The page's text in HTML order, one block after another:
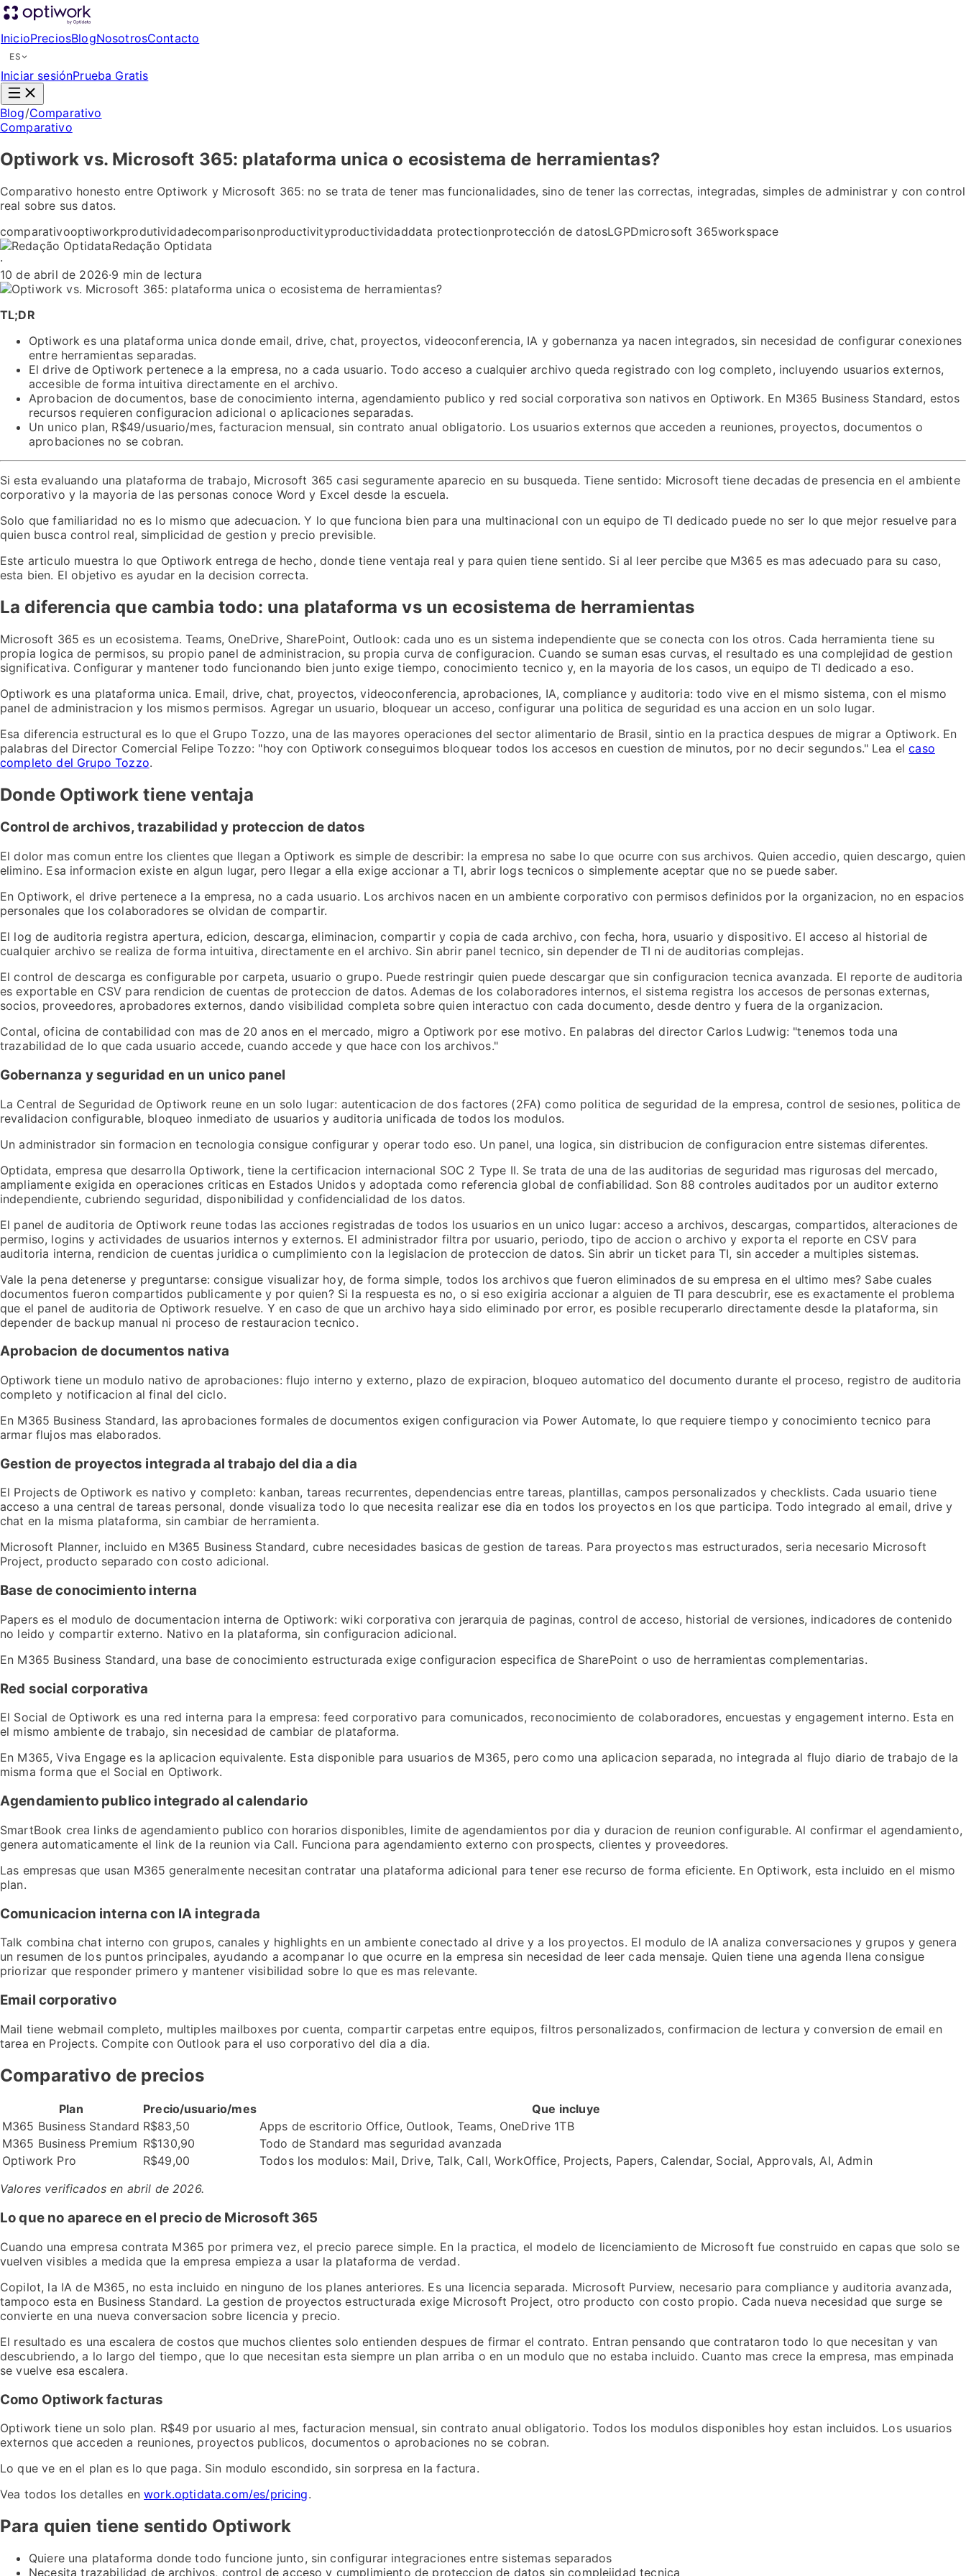
InicioPreciosBlogNosotrosContacto
ES
Iniciar sesiónPrueba Gratis
Blog/Comparativo
Comparativo
Optiwork vs. Microsoft 365: plataforma unica o ecosistema de herramientas?
Comparativo honesto entre Optiwork y Microsoft 365: no se trata de tener mas funcionalidades, sino de tener las correctas, integradas, simples de administrar y con control
real sobre sus datos.
comparativooptiworkprodutividadecomparisonproductivityproductividaddata protectionprotección de datosLGPDmicrosoft 365workspace
Redação Optidata
·
10 de abril de 2026·9 min de lectura
TL;DR
Optiwork es una plataforma unica donde email, drive, chat, proyectos, videoconferencia, IA y gobernanza ya nacen integrados, sin necesidad de configurar conexiones
entre herramientas separadas.
El drive de Optiwork pertenece a la empresa, no a cada usuario. Todo acceso a cualquier archivo queda registrado con log completo, incluyendo usuarios externos,
accesible de forma intuitiva directamente en el archivo.
Aprobacion de documentos, base de conocimiento interna, agendamiento publico y red social corporativa son nativos en Optiwork. En M365 Business Standard, estos
recursos requieren configuracion adicional o aplicaciones separadas.
Un unico plan, R$49/usuario/mes, facturacion mensual, sin contrato anual obligatorio. Los usuarios externos que acceden a reuniones, proyectos, documentos o
aprobaciones no se cobran.
Si esta evaluando una plataforma de trabajo, Microsoft 365 casi seguramente aparecio en su busqueda. Tiene sentido: Microsoft tiene decadas de presencia en el ambiente
corporativo y la mayoria de las personas conoce Word y Excel desde la escuela.
Solo que familiaridad no es lo mismo que adecuacion. Y lo que funciona bien para una multinacional con un equipo de TI dedicado puede no ser lo que mejor resuelve para
quien busca control real, simplicidad de gestion y precio previsible.
Este articulo muestra lo que Optiwork entrega de hecho, donde tiene ventaja real y para quien tiene sentido. Si al leer percibe que M365 es mas adecuado para su caso,
esta bien. El objetivo es ayudar en la decision correcta.
La diferencia que cambia todo: una plataforma vs un ecosistema de herramientas
Microsoft 365 es un ecosistema. Teams, OneDrive, SharePoint, Outlook: cada uno es un sistema independiente que se conecta con los otros. Cada herramienta tiene su
propia logica de permisos, su propio panel de administracion, su propia curva de configuracion. Cuando se suman esas curvas, el resultado es una complejidad de gestion
significativa. Configurar y mantener todo funcionando bien junto exige tiempo, conocimiento tecnico y, en la mayoria de los casos, un equipo de TI dedicado a eso.
Optiwork es una plataforma unica. Email, drive, chat, proyectos, videoconferencia, aprobaciones, IA, compliance y auditoria: todo vive en el mismo sistema, con el mismo
panel de administracion y los mismos permisos. Agregar un usuario, bloquear un acceso, configurar una politica de seguridad es una accion en un solo lugar.
Esa diferencia estructural es lo que el Grupo Tozzo, una de las mayores operaciones del sector alimentario de Brasil, sintio en la practica despues de migrar a Optiwork. En
palabras del Director Comercial Felipe Tozzo: "hoy con Optiwork conseguimos bloquear todos los accesos en cuestion de minutos, por no decir segundos." Lea elcaso
completo del Grupo Tozzo.
Donde Optiwork tiene ventaja
Control de archivos, trazabilidad y proteccion de datos
El dolor mas comun entre los clientes que llegan a Optiwork es simple de describir: la empresa no sabe lo que ocurre con sus archivos. Quien accedio, quien descargo, quien
elimino. Esa informacion existe en algun lugar, pero llegar a ella exige accionar a TI, abrir logs tecnicos o simplemente aceptar que no se puede saber.
En Optiwork, el drive pertenece a la empresa, no a cada usuario. Los archivos nacen en un ambiente corporativo con permisos definidos por la organizacion, no en espacios
personales que los colaboradores se olvidan de compartir.
El log de auditoria registra apertura, edicion, descarga, eliminacion, compartir y copia de cada archivo, con fecha, hora, usuario y dispositivo. El acceso al historial de
cualquier archivo se realiza de forma intuitiva, directamente en el archivo. Sin abrir panel tecnico, sin depender de TI ni de auditorias complejas.
El control de descarga es configurable por carpeta, usuario o grupo. Puede restringir quien puede descargar que sin configuracion tecnica avanzada. El reporte de auditoria
es exportable en CSV para rendicion de cuentas de proteccion de datos. Ademas de los colaboradores internos, el sistema registra los accesos de personas externas,
socios, proveedores, aprobadores externos, dando visibilidad completa sobre quien interactuo con cada documento, desde dentro y fuera de la organizacion.
Contal, oficina de contabilidad con mas de 20 anos en el mercado, migro a Optiwork por ese motivo. En palabras del director Carlos Ludwig: "tenemos toda una
trazabilidad de lo que cada usuario accede, cuando accede y que hace con los archivos."
Gobernanza y seguridad en un unico panel
La Central de Seguridad de Optiwork reune en un solo lugar: autenticacion de dos factores (2FA) como politica de seguridad de la empresa, control de sesiones, politica de
revalidacion configurable, bloqueo inmediato de usuarios y auditoria unificada de todos los modulos.
Un administrador sin formacion en tecnologia consigue configurar y operar todo eso. Un panel, una logica, sin distribucion de configuracion entre sistemas diferentes.
Optidata, empresa que desarrolla Optiwork, tiene la certificacion internacional SOC 2 Type II. Se trata de una de las auditorias de seguridad mas rigurosas del mercado,
ampliamente exigida en operaciones criticas en Estados Unidos y adoptada como referencia global de confiabilidad. Son 88 controles auditados por un auditor externo
independiente, cubriendo seguridad, disponibilidad y confidencialidad de los datos.
El panel de auditoria de Optiwork reune todas las acciones registradas de todos los usuarios en un unico lugar: acceso a archivos, descargas, compartidos, alteraciones de
permiso, logins y actividades de usuarios internos y externos. El administrador filtra por usuario, periodo, tipo de accion o archivo y exporta el reporte en CSV para
auditoria interna, rendicion de cuentas juridica o cumplimiento con la legislacion de proteccion de datos. Sin abrir un ticket para TI, sin acceder a multiples sistemas.
Vale la pena detenerse y preguntarse: consigue visualizar hoy, de forma simple, todos los archivos que fueron eliminados de su empresa en el ultimo mes? Sabe cuales
documentos fueron compartidos publicamente y por quien? Si la respuesta es no, o si eso exigiria accionar a alguien de TI para descubrir, ese es exactamente el problema
que el panel de auditoria de Optiwork resuelve. Y en caso de que un archivo haya sido eliminado por error, es posible recuperarlo directamente desde la plataforma, sin
depender de backup manual ni proceso de restauracion tecnico.
Aprobacion de documentos nativa
Optiwork tiene un modulo nativo de aprobaciones: flujo interno y externo, plazo de expiracion, bloqueo automatico del documento durante el proceso, registro de auditoria
completo y notificacion al final del ciclo.
En M365 Business Standard, las aprobaciones formales de documentos exigen configuracion via Power Automate, lo que requiere tiempo y conocimiento tecnico para
armar flujos mas elaborados.
Gestion de proyectos integrada al trabajo del dia a dia
El Projects de Optiwork es nativo y completo: kanban, tareas recurrentes, dependencias entre tareas, plantillas, campos personalizados y checklists. Cada usuario tiene
acceso a una central de tareas personal, donde visualiza todo lo que necesita realizar ese dia en todos los proyectos en los que participa. Todo integrado al email, drive y
chat en la misma plataforma, sin cambiar de herramienta.
Microsoft Planner, incluido en M365 Business Standard, cubre necesidades basicas de gestion de tareas. Para proyectos mas estructurados, seria necesario Microsoft
Project, producto separado con costo adicional.
Base de conocimiento interna
Papers es el modulo de documentacion interna de Optiwork: wiki corporativa con jerarquia de paginas, control de acceso, historial de versiones, indicadores de contenido
no leido y compartir externo. Nativo en la plataforma, sin configuracion adicional.
En M365 Business Standard, una base de conocimiento estructurada exige configuracion especifica de SharePoint o uso de herramientas complementarias.
Red social corporativa
El Social de Optiwork es una red interna para la empresa: feed corporativo para comunicados, reconocimiento de colaboradores, encuestas y engagement interno. Esta en
el mismo ambiente de trabajo, sin necesidad de cambiar de plataforma.
En M365, Viva Engage es la aplicacion equivalente. Esta disponible para usuarios de M365, pero como una aplicacion separada, no integrada al flujo diario de trabajo de la
misma forma que el Social en Optiwork.
Agendamiento publico integrado al calendario
SmartBook crea links de agendamiento publico con horarios disponibles, limite de agendamientos por dia y duracion de reunion configurable. Al confirmar el agendamiento,
genera automaticamente el link de la reunion via Call. Funciona para agendamiento externo con prospects, clientes y proveedores.
Las empresas que usan M365 generalmente necesitan contratar una plataforma adicional para tener ese recurso de forma eficiente. En Optiwork, esta incluido en el mismo
plan.
Comunicacion interna con IA integrada
Talk combina chat interno con grupos, canales y highlights en un ambiente conectado al drive y a los proyectos. El modulo de IA analiza conversaciones y grupos y genera
un resumen de los puntos principales, ayudando a acompanar lo que ocurre en la empresa sin necesidad de leer cada mensaje. Quien tiene una agenda llena consigue
priorizar que responder primero y mantener visibilidad sobre lo que es mas relevante.
Email corporativo
Mail tiene webmail completo, multiples mailboxes por cuenta, compartir carpetas entre equipos, filtros personalizados, confirmacion de lectura y conversion de email en
tarea en Projects. Compite con Outlook para el uso corporativo del dia a dia.
Comparativo de precios
Plan Precio/usuario/mes
Que incluye
M365 Business Standard R$83,50
Apps de escritorio Office, Outlook, Teams, OneDrive 1TB
M365 Business Premium R$130,90
Todo de Standard mas seguridad avanzada
Optiwork Pro
R$49,00
Todos los modulos: Mail, Drive, Talk, Call, WorkOffice, Projects, Papers, Calendar, Social, Approvals, AI, Admin
Valores verificados en abril de 2026.
Lo que no aparece en el precio de Microsoft 365
Cuando una empresa contrata M365 por primera vez, el precio parece simple. En la practica, el modelo de licenciamiento de Microsoft fue construido en capas que solo se
vuelven visibles a medida que la empresa empieza a usar la plataforma de verdad.
Copilot, la IA de M365, no esta incluido en ninguno de los planes anteriores. Es una licencia separada. Microsoft Purview, necesario para compliance y auditoria avanzada,
tampoco esta en Business Standard. La gestion de proyectos estructurada exige Microsoft Project, otro producto con costo propio. Cada nueva necesidad que surge se
convierte en una nueva conversacion sobre licencia y precio.
El resultado es una escalera de costos que muchos clientes solo entienden despues de firmar el contrato. Entran pensando que contrataron todo lo que necesitan y van
descubriendo, a lo largo del tiempo, que lo que necesitan esta siempre un plan arriba o en un modulo que no estaba incluido. Cuanto mas crece la empresa, mas empinada
se vuelve esa escalera.
Como Optiwork facturas
Optiwork tiene un solo plan. R$49 por usuario al mes, facturacion mensual, sin contrato anual obligatorio. Todos los modulos disponibles hoy estan incluidos. Los usuarios
externos que acceden a reuniones, proyectos publicos, documentos o aprobaciones no se cobran.
Lo que ve en el plan es lo que paga. Sin modulo escondido, sin sorpresa en la factura.
Vea todos los detalles enwork.optidata.com/es/pricing.
Para quien tiene sentido Optiwork
Quiere una plataforma donde todo funcione junto, sin configurar integraciones entre sistemas separados
Necesita trazabilidad de archivos, control de acceso y cumplimiento de proteccion de datos sin complejidad tecnica